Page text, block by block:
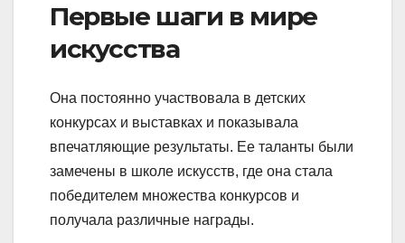
Первые шаги в мире
искусства
Она постоянно участвовала в детских
конкурсах и выставках и показывала
впечатляющие результаты. Ее таланты были
замечены в школе искусств, где она стала
победителем множества конкурсов и
получала различные награды.